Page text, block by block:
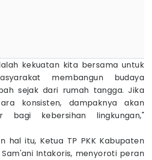
kekuatan kita bersama untuk
membangun budaya
sejak dari rumah tangga. Jika
konsisten, dampaknya akan
bagi kebersihan lingkungan,"
hal itu, Ketua TP PKK Kabupaten
Sam'ani Intakoris, menyoroti peran